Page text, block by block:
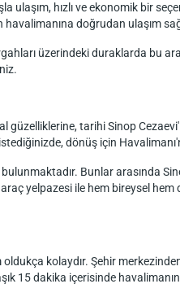
ulaşım, hızlı ve ekonomik bir
doğrudan ulaşım
üzerindeki duraklarda bu
güzelliklerine, tarihi Sinop
dönüş için
Bunlar arasında
yelpazesi ile hem bireysel
oldukça kolaydır. Şehir
15 dakika içerisinde